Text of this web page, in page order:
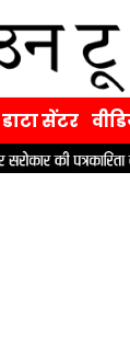
डाटा सेंटर